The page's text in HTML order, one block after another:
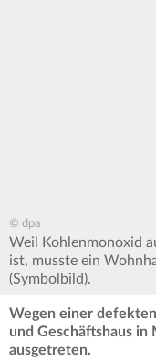
© dpa
Weil Kohlenmonoxid
ist, musste ein
(Symbolbild).
Wegen einer
und Geschäftshaus in
ausgetreten.